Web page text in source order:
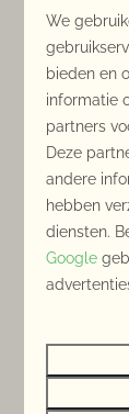
duinen.
pittoreske
ook zeker
en
Laat
Horen
Het fluiten
het slaken
Voelen
Het zand
en de zon
We
bieden en
informatie
partners
Deze
andere
hebben
diensten.
Google